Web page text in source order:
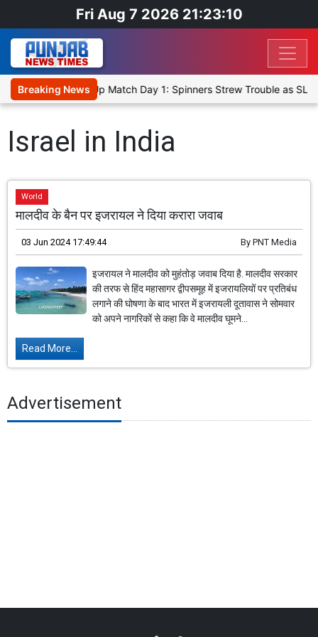
Fri Aug 7 2026 21:23:10
Breaking News
Cricket XI, Warm-Up Match Day 1: Spinners Strew Trouble as SLC
Israel in India
World
मालदीव के बैन पर इजरायल ने दिया करारा जवाब
03 Jun 2024 17:49:44 By PNT Media
इजरायल ने मालदीव को मुहंतोड़ जवाब दिया है. मालदीव सरकार
की तरफ से हिंद महासागर द्वीपसमूह में इजरायलियों पर प्रतिबंध
लगाने की घोषणा के बाद भारत में इजरायली दूतावास ने सोमवार
को अपने नागरिकों से कहा कि वे मालदीव घूमने...
Read More...
Advertisement